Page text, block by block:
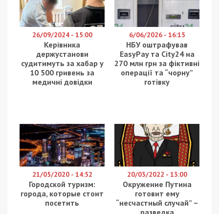
Працівники Державного бюро розслідувань
спільно з СБУ затримали на хабарі старшого
слідчого СУ ГУНП області з Хмельницького. Він,
уникнути мобілізації. Про це повідомляє 49000з
посиланням на ДБР та Офіс Генпрокурора.
За даними слідства, підполковник поліції, який
розслідував справу за участю підприємця як
потерпілого, позичив у нього 6 тисяч доларів
США. Коли прийшов час повертати борг,
посадовець запропонував “розрахуватися” не
грішми, а “допомогою” у вирішенні питання з